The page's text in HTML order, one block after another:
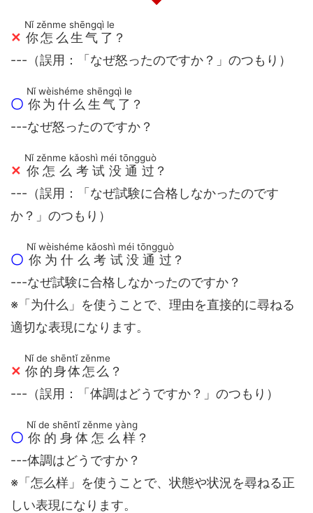
✕ 你怎么生气了
Nǐ zěnme shēngqì le
？
---（誤用：「なぜ怒ったのですか？」のつもり）
〇 你为什么生气了
Nǐ wèishéme shēngqì le
？
---なぜ怒ったのですか？
✕ 你怎么考试没通过
Nǐ zěnme kǎoshì méi tōngguò
？
---（誤用：「なぜ試験に合格しなかったのです
か？」のつもり）
〇 你为什么考试没通过
Nǐ wèishéme kǎoshì méi tōngguò
？
---なぜ試験に合格しなかったのですか？
※「为什么」を使うことで、理由を直接的に尋ねる
適切な表現になります。
✕ 你的身体怎么
Nǐ de shēntǐ zěnme
？
---（誤用：「体調はどうですか？」のつもり）
〇 你的身体怎么样
Nǐ de shēntǐ zěnme yàng
？
---体調はどうですか？
※「怎么样」を使うことで、状態や状況を尋ねる正
しい表現になります。